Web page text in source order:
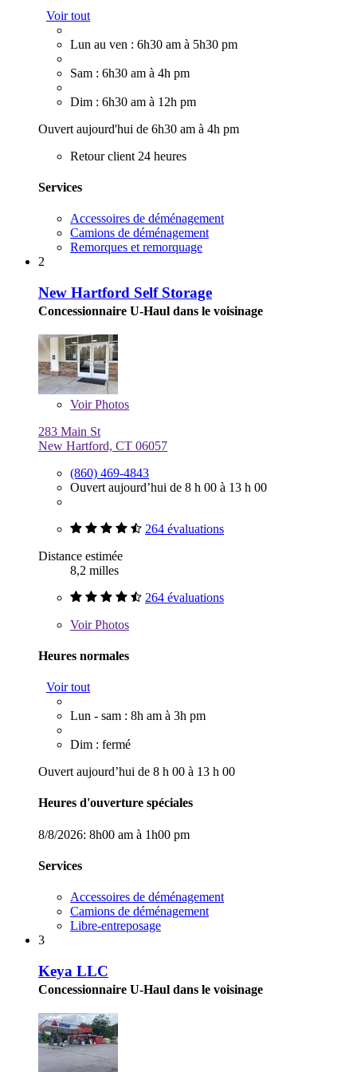
Voir tout
Lun au ven : 6h30 am à 5h30 pm
Sam : 6h30 am à 4h pm
Dim : 6h30 am à 12h pm
Ouvert aujourd'hui de 6h30 am à 4h pm
Retour client 24 heures
Services
Accessoires de déménagement
Camions de déménagement
Remorques et remorquage
2
New Hartford Self Storage
Concessionnaire U-Haul dans le voisinage
VoirPhotos
283 Main St
New Hartford, CT 06057
(860) 469-4843
Ouvert aujourd’hui de 8 h 00 à 13 h 00
264 évaluations
Distance estimée
8,2 milles
264 évaluations
VoirPhotos
Heures normales
Voir tout
Lun - sam : 8h am à 3h pm
Dim : fermé
Ouvert aujourd’hui de 8 h 00 à 13 h 00
Heures d'ouverture spéciales
8/8/2026: 8h00 am à 1h00 pm
Services
Accessoires de déménagement
Camions de déménagement
Libre-entreposage
3
Keya LLC
Concessionnaire U-Haul dans le voisinage